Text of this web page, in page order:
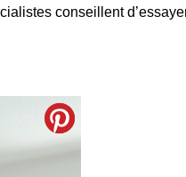
conseillent